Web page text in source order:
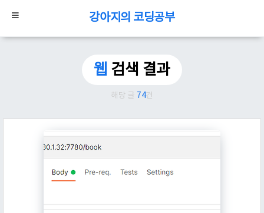
강아지의 코딩공부
웹 검색 결과
해당 글 74건